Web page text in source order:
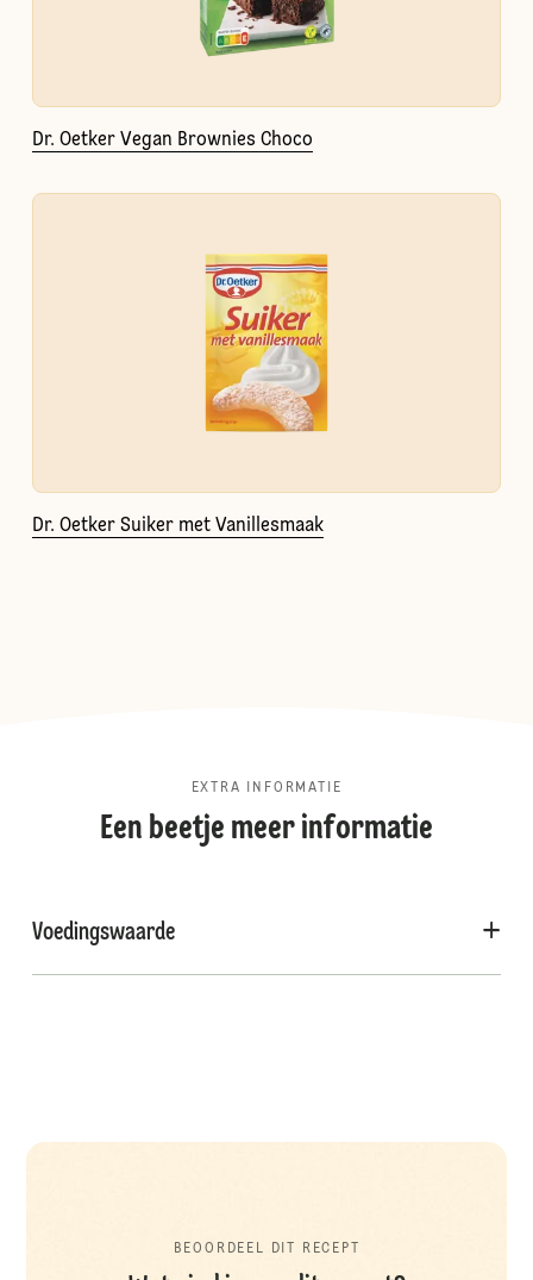
Dr. Oetker Vegan Brownies Choco
Dr. Oetker Suiker met Vanillesmaak
EXTRA INFORMATIE
Een beetje meer informatie
Voedingswaarde
BEOORDEEL DIT RECEPT